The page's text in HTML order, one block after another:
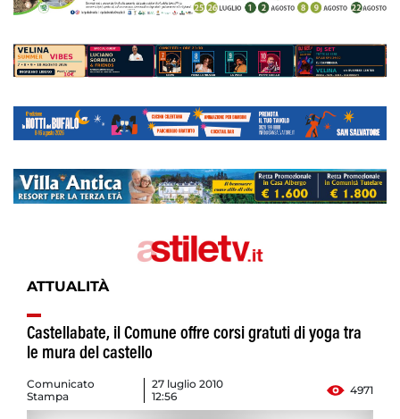
ATTUALITÀ
Castellabate, il Comune offre corsi gratuti di yoga tra
le mura del castello
Comunicato
Stampa
27 luglio 2010
12:56
4971